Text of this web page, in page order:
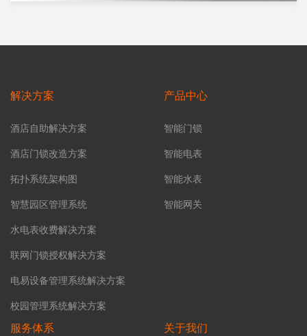
解决方案
酒店自助解决方案
酒店门锁改造方案
拓扑系统架构图
智慧园区管理系统
水电表收费解决方案
联网门锁授权解决方案
电易设备管理系统解决方案
校园管理系统解决方案
产品中心
智能门锁
智能电表
智能水表
智能网关
服务体系 关于我们